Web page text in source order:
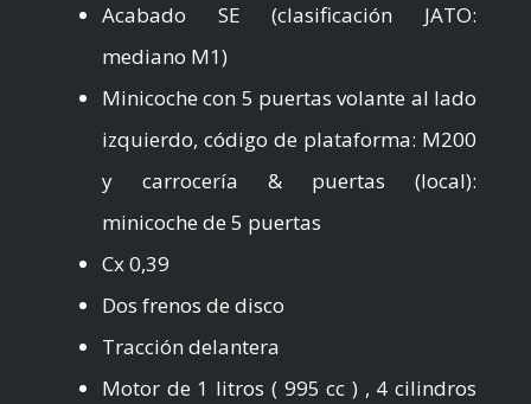
Acabado SE (clasificación JATO:
mediano M1)
Minicoche con 5 puertas volante al lado
izquierdo, código de plataforma: M200
y carrocería & puertas (local):
minicoche de 5 puertas
Cx 0,39
Dos frenos de disco
Tracción delantera
Motor de 1 litros ( 995 cc ) , 4 cilindros